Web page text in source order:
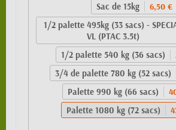
Sac de 15kg 6,50 €
1/2 palette 495kg (33 sacs) -
VL (PTAC 3.5t)
1/2 palette 540 kg (36 sacs)
3/4 de palette 780 kg (52 sacs)
Palette 990 kg (66 sacs)
Palette 1080 kg (72 sacs)